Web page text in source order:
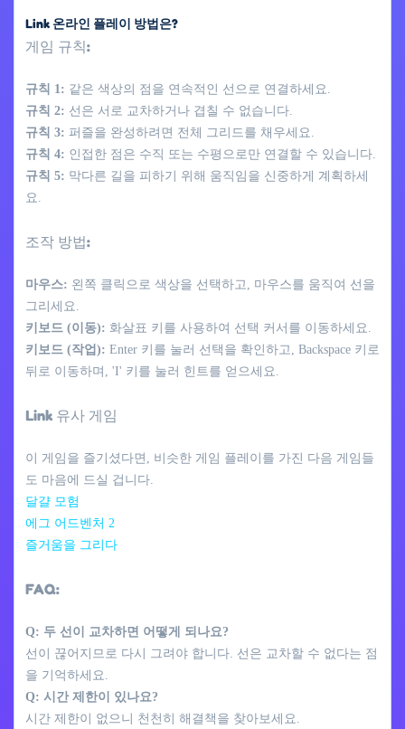
Link 온라인 플레이 방법은?
게임 규칙:
규칙 1: 같은 색상의 점을 연속적인 선으로 연결하세요.
규칙 2: 선은 서로 교차하거나 겹칠 수 없습니다.
규칙 3: 퍼즐을 완성하려면 전체 그리드를 채우세요.
규칙 4: 인접한 점은 수직 또는 수평으로만 연결할 수 있습니다.
규칙 5: 막다른 길을 피하기 위해 움직임을 신중하게 계획하세
요.
조작 방법:
마우스: 왼쪽 클릭으로 색상을 선택하고, 마우스를 움직여 선을
그리세요.
키보드 (이동): 화살표 키를 사용하여 선택 커서를 이동하세요.
키보드 (작업): Enter 키를 눌러 선택을 확인하고, Backspace 키로
뒤로 이동하며, 'I' 키를 눌러 힌트를 얻으세요.
Link 유사 게임
이 게임을 즐기셨다면, 비슷한 게임 플레이를 가진 다음 게임들
도 마음에 드실 겁니다.
달걀 모험
에그 어드벤처 2
즐거움을 그리다
FAQ:
Q: 두 선이 교차하면 어떻게 되나요?
선이 끊어지므로 다시 그려야 합니다. 선은 교차할 수 없다는 점
을 기억하세요.
Q: 시간 제한이 있나요?
시간 제한이 없으니 천천히 해결책을 찾아보세요.